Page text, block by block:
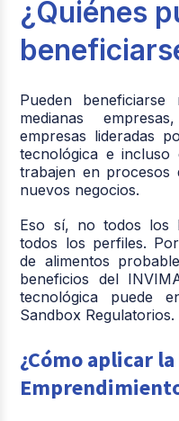
Sandbox
Regulatorios
Educación
emprendedora
obligatoria
Compras
públicas
diferenciadas
universitarios
gratuitos
¿Quiénes
Pueden beneficiarse
medianas
empresas lideradas
tecnológica e incluso
trabajen en procesos
nuevos negocios.
Eso sí, no todos los
todos los perfiles.
de alimentos
beneficios del
tecnológica puede
Sandbox Regulatorios.
¿Cómo aplicar